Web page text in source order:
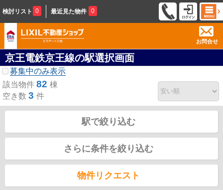
検討リスト 0 最近見た物件 0
お問合せ
京王電鉄京王線の駅選択画面
募集中のみ表示
該当物件 82 棟
空き数 3 件
駅で絞り込む
さらに条件を絞り込む
物件リクエスト